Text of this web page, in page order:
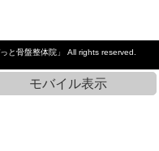
と骨盤整体院」 All rights reserved.
モバイル表示